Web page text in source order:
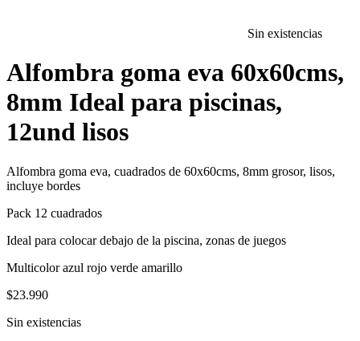
Sin existencias
Alfombra goma eva 60x60cms,
8mm Ideal para piscinas,
12und lisos
Alfombra goma eva, cuadrados de 60x60cms, 8mm grosor, lisos,
incluye bordes
Pack 12 cuadrados
Ideal para colocar debajo de la piscina, zonas de juegos
Multicolor azul rojo verde amarillo
$23.990
Sin existencias